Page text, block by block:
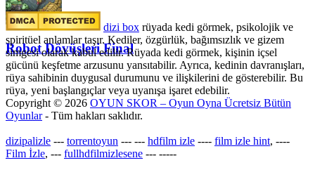
Robot Dövüşleri Final
dizi box rüyada kedi görmek​, psikolojik ve
spiritüel anlamlar taşır. Kediler, özgürlük, bağımsızlık ve gizem
simgesi olarak kabul edilir. Rüyada kedi görmek, kişinin içsel
gücünü keşfetme arzusunu yansıtabilir. Ayrıca, kedinin davranışları,
rüya sahibinin duygusal durumunu ve ilişkilerini de gösterebilir. Bu
rüya, yeni başlangıçlar veya uyanışa işaret edebilir.
Copyright © 2026 OYUN SKOR – Oyun Oyna Ücretsiz Bütün
Oyunlar- Tüm hakları saklıdır.
dizipalizle --- torrentoyun --- --- hdfilm izle ---- film izle hint, ----
Film İzle, --- fullhdfilmizlesene --- -----